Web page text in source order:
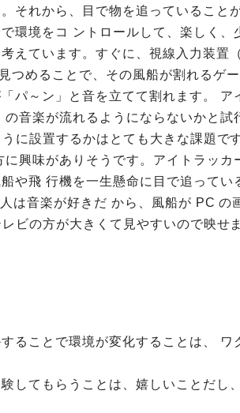
それから、目で物を追っていること
環境をコ ントロールして、楽しく、
えています。すぐに、視線入力装置
つめることで、その風船が割れるゲ
パ～ン」と音を立てて割れます。 ア
音楽が流れるようにならないかと試
に設置するかはとても大きな課題で
興味がありそうです。アイトラッカ
や飛 行機を一生懸命に目で追ってい
は音楽が好きだ から、風船が PC の
ビの方が大きくて見やすいので映せ
ることで環境が変化することは、 ワ
してもらうことは、嬉しいことだし